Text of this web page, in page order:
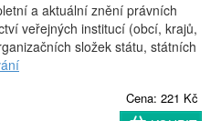
a aktuální znění právních
veřejných institucí (obcí, krajů,
složek státu, státních
Cena: 221 Kč